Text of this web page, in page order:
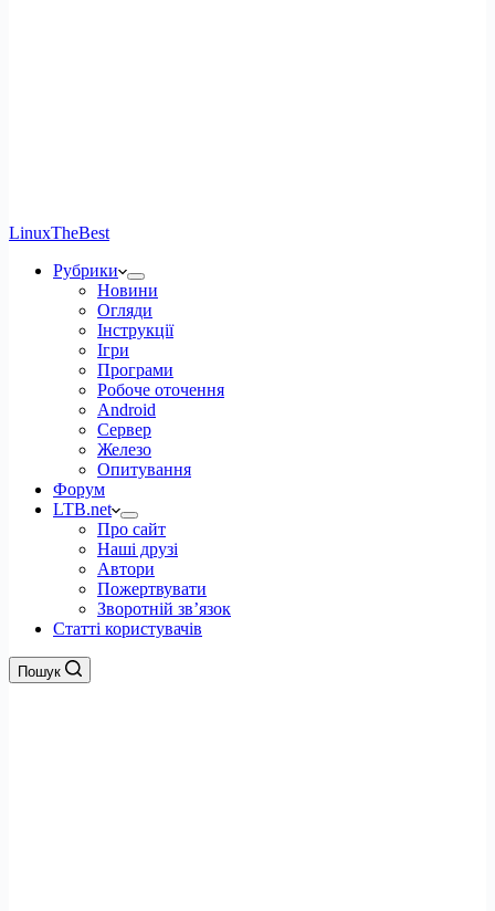
LinuxTheBest
Рубрики
Новини
Огляди
Інструкції
Ігри
Програми
Робоче оточення
Android
Сервер
Железо
Опитування
Форум
LTB.net
Про сайт
Наші друзі
Автори
Пожертвувати
Зворотній зв’язок
Статті користувачів
Пошук